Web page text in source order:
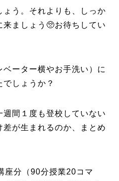
う。それよりも、しっか
来ましょう🥺お待ちしてい
ーター横やお手洗い）に
しょうか？
間１度も登校していない
差が生まれるのか、まとめ
座分（90分授業20コマ